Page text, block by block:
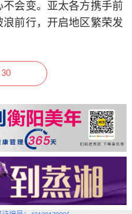
会变。亚太各方携手前
前行，开启地区繁荣发
30